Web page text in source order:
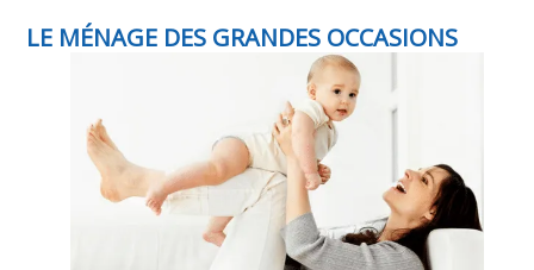
LE MÉNAGE DES GRANDES OCCASIONS